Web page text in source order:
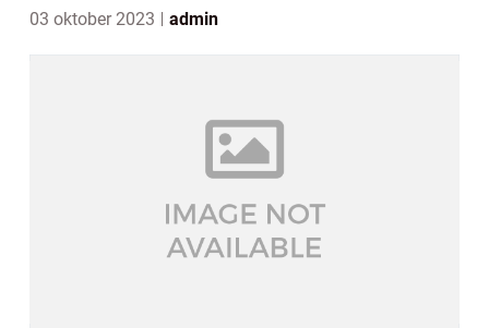
03 oktober 2023 admin